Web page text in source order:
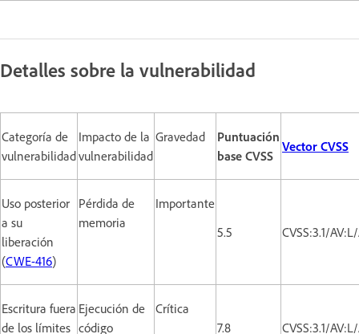
Detalles sobre la vulnerabilidad
Categoría de
vulnerabilidad
Impacto de la
vulnerabilidad
Gravedad
Puntuación
base CVSS
Vector CVSS
Uso posterior
a su
liberación
(CWE-416)
Pérdida de
memoria
Importante
5.5
CVSS:3.1/
Escritura fuera
de los límites
Ejecución de
código
Crítica
7.8
CVSS:3.1/